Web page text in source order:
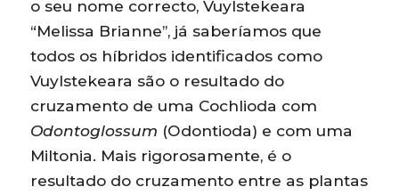
o seu nome correcto, Vuylstekeara
“Melissa Brianne”, já saberíamos que
todos os híbridos identificados como
Vuylstekeara são o resultado do
cruzamento de uma Cochlioda com
Odontoglossum (Odontioda) e com uma
Miltonia. Mais rigorosamente, é o
resultado do cruzamento entre as plantas